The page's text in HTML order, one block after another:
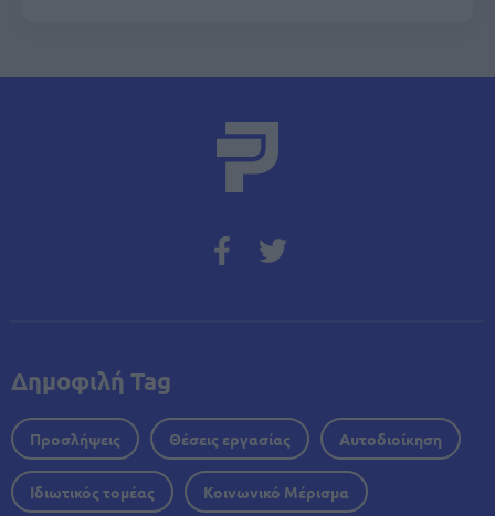
Δημοφιλή Tag
Προσλήψεις Θέσεις εργασίας Αυτοδιοίκηση
Ιδιωτικός τομέας Κοινωνικό Μέρισμα